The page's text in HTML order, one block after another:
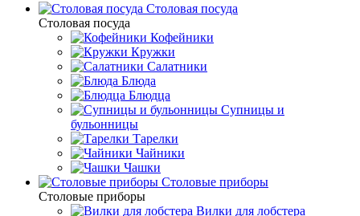
Столовая посуда
Столовая посуда
Кофейники
Кружки
Салатники
Блюда
Блюдца
Супницы и
бульонницы
Тарелки
Чайники
Чашки
Cтоловые приборы
Cтоловые приборы
Вилки для лобстера